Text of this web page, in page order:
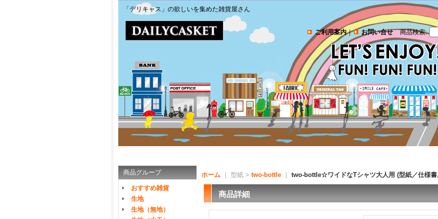
「デリキャス」の欲しいを集めた雑貨屋さん
ご利用案内｜ お問い合せ 商品検索:
商品グループ
おすすめ雑貨
生地
生地（無地）
ホーム ｜ 型紙 > two-bottle two-bottle☆ワイドなTシャツ大人用 (型紙／仕様書
商品詳細